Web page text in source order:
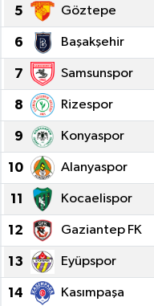
5 Göztepe
6 Başakşehir
7 Samsunspor
8 Rizespor
9 Konyaspor
10 Alanyaspor
11 Kocaelispor
12 Gaziantep FK
13 Eyüpspor
14 Kasımpaşa
Resmi İlanlar
Spor
Teknoloji
Tatil ve Seyahat
Çevre
Okul Gazetesi
Haber Arşivi